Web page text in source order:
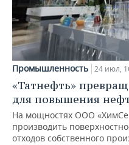
Промышленность 24 июл,
«Татнефть»
для повышения
На мощностях ООО
производить
отходов собственного